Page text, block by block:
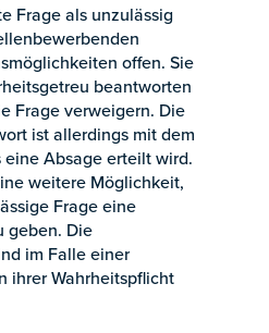
Frage als unzulässig
offen. Sie
beantworten
Frage verweigern. Die
ist allerdings mit dem
eine Absage erteilt wird.
weitere Möglichkeit,
Frage eine
geben. Die
im Falle einer
ihrer Wahrheitspflicht